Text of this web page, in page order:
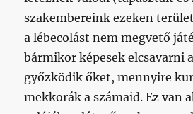
szakembereink ezeken
a lébecolást nem megvető
bármikor képesek elcsavarni
győzködik őket, mennyire
mekkorák a számaid. Ez van